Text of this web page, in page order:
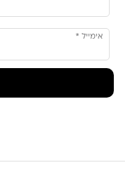
אימייל *